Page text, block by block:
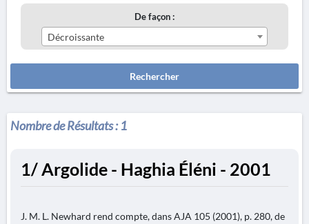
De façon :
Décroissante
Rechercher
Nombre de Résultats :1
1/ Argolide - Haghia Éléni - 2001
J. M. L. Newhard rend compte, dans AJA 105 (2001), p. 280, de